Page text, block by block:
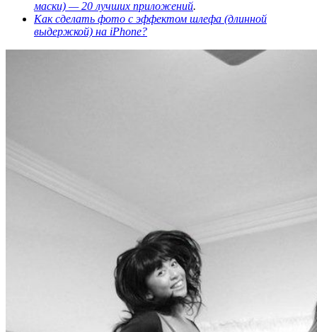
маски) — 20 лучших приложений.
Как сделать фото с эффектом шлефа (длинной
выдержкой) на iPhone?